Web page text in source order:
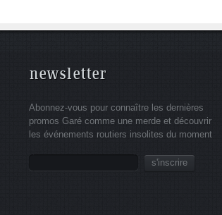
newsletter
Abonnez-vous pour connaître les dernières
promos Garé comme une merde et découvrir
les événements routiers insolites du moment
s'inscrire